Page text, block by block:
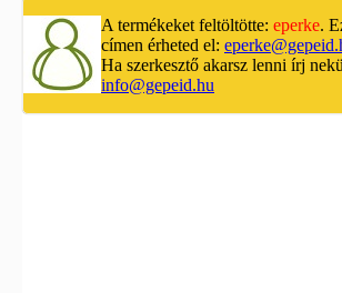
A termékeket feltöltötte: eperke.
címen érheted el:
Ha szerkesztő akarsz lenni írj
info@gepeid.hu